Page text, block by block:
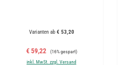
Varianten ab€ 53,20
Verkaufspreis:
€ 59,22 Regulärer Preis:
(16% gespart)
inkl. MwSt. zzgl. Versand